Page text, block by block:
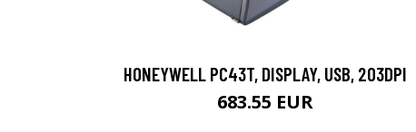
HONEYWELL PC43T, DISPLAY, USB, 203DPI
683.55 EUR